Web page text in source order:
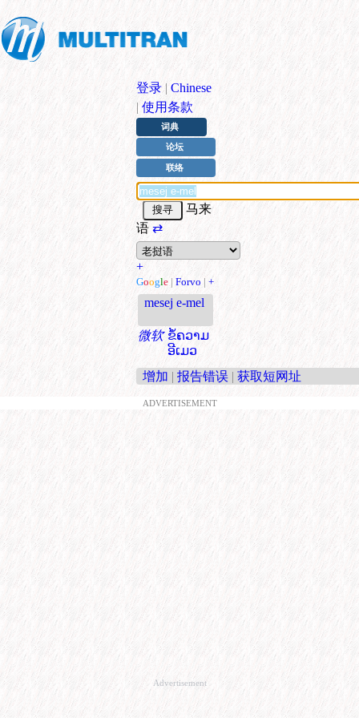
登录 | Chinese
| 使用条款
词典
论坛
联络
马来
语 ⇄
+
Google | Forvo | +
mesej e-mel
微软 ຂໍ້ຄວາມ
ອີເມວ
增加 | 报告错误 | 获取短网址
ADVERTISEMENT
Advertisement